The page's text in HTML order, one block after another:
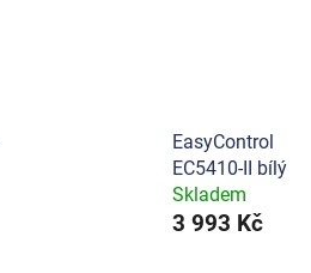
EasyControl
EC5410-II bílý
Skladem
3 993 Kč